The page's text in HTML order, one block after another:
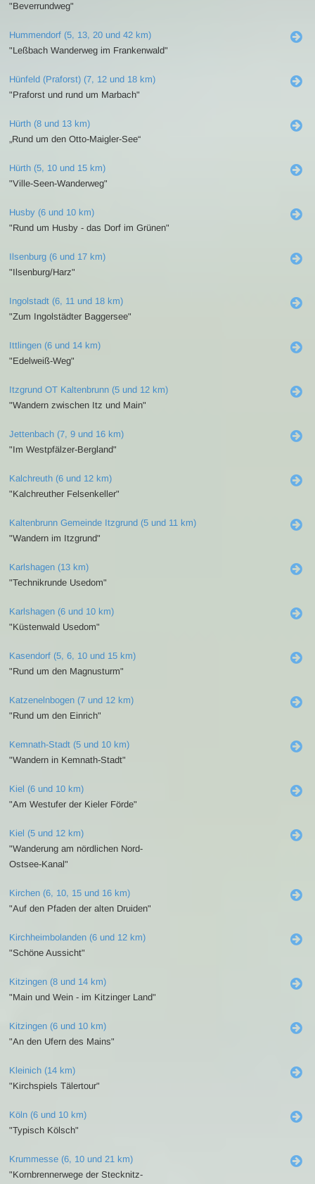
"Beverrundweg"
Hummendorf (5, 13, 20 und 42 km)
"Leßbach Wanderweg im Frankenwald"
Hünfeld (Praforst) (7, 12 und 18 km)
"Praforst und rund um Marbach"
Hürth (8 und 13 km)
„Rund um den Otto-Maigler-See“
Hürth (5, 10 und 15 km)
"Ville-Seen-Wanderweg"
Husby (6 und 10 km)
"Rund um Husby - das Dorf im Grünen"
Ilsenburg (6 und 17 km)
"Ilsenburg/Harz"
Ingolstadt (6, 11 und 18 km)
"Zum Ingolstädter Baggersee"
Ittlingen (6 und 14 km)
"Edelweiß-Weg"
Itzgrund OT Kaltenbrunn (5 und 12 km)
"Wandern zwischen Itz und Main"
Jettenbach (7, 9 und 16 km)
"Im Westpfälzer-Bergland"
Kalchreuth (6 und 12 km)
"Kalchreuther Felsenkeller"
Kaltenbrunn Gemeinde Itzgrund (5 und 11 km)
"Wandern im Itzgrund"
Karlshagen (13 km)
"Technikrunde Usedom"
Karlshagen (6 und 10 km)
"Küstenwald Usedom"
Kasendorf (5, 6, 10 und 15 km)
"Rund um den Magnusturm"
Katzenelnbogen (7 und 12 km)
"Rund um den Einrich"
Kemnath-Stadt (5 und 10 km)
"Wandern in Kemnath-Stadt"
Kiel (6 und 10 km)
"Am Westufer der Kieler Förde"
Kiel (5 und 12 km)
"Wanderung am nördlichen Nord-
Ostsee-Kanal"
Kirchen (6, 10, 15 und 16 km)
"Auf den Pfaden der alten Druiden"
Kirchheimbolanden (6 und 12 km)
"Schöne Aussicht"
Kitzingen (8 und 14 km)
"Main und Wein - im Kitzinger Land"
Kitzingen (6 und 10 km)
"An den Ufern des Mains"
Kleinich (14 km)
"Kirchspiels Tälertour"
Köln (6 und 10 km)
"Typisch Kölsch"
Krummesse (6, 10 und 21 km)
"Kornbrennerwege der Stecknitz-